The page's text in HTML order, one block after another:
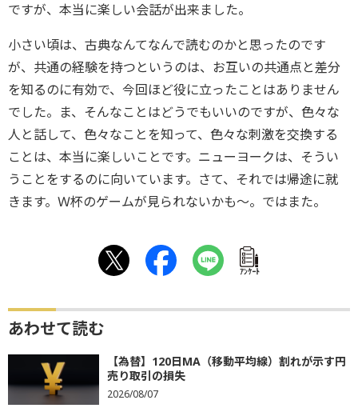
ですが、本当に楽しい会話が出来ました。
小さい頃は、古典なんてなんで読むのかと思ったのです
が、共通の経験を持つというのは、お互いの共通点と差分
を知るのに有効で、今回ほど役に立ったことはありません
でした。ま、そんなことはどうでもいいのですが、色々な
人と話して、色々なことを知って、色々な刺激を交換する
ことは、本当に楽しいことです。ニューヨークは、そうい
うことをするのに向いています。さて、それでは帰途に就
きます。Ｗ杯のゲームが見られないかも～。ではまた。
ｱﾝｹｰﾄ
あわせて読む
【為替】120日MA（移動平均線）割れが示す円
売り取引の損失
2026/08/07